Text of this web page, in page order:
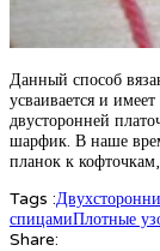
Данный способ
усваивается и
двусторонней
шарфик. В наше
планок к
Tags :
спицамиПлотные
Share: